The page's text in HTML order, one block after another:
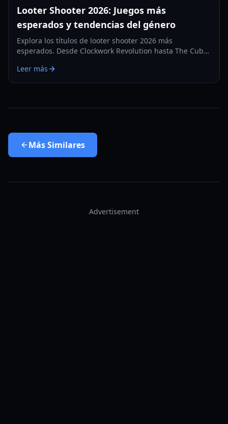
Looter Shooter 2026: Juegos más
esperados y tendencias del género
Explora los títulos de looter shooter 2026 más
esperados. Desde Clockwork Revolution hasta The Cube,
equipo.
Leer más
MásSimilares
Advertisement